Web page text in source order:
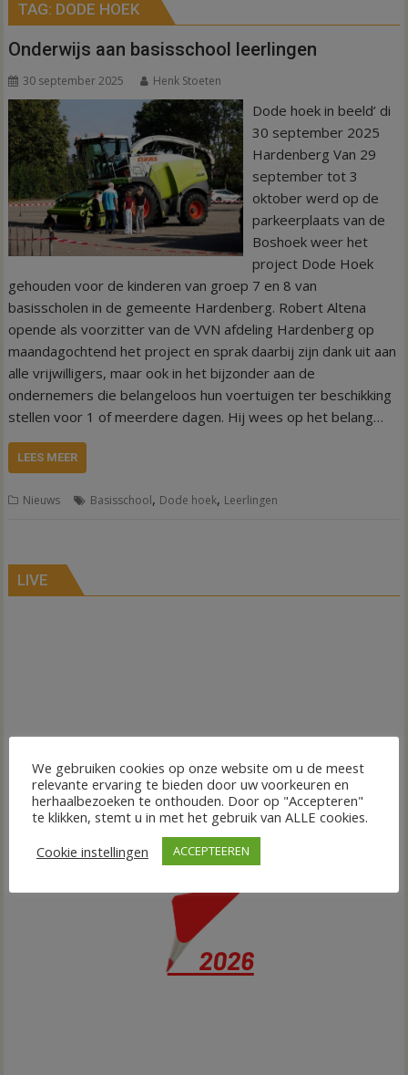
TAG: DODE HOEK
Onderwijs aan basisschool leerlingen
30 september 2025 Henk Stoeten
Dode hoek in beeld’ di
30 september 2025
Hardenberg Van 29
september tot 3
oktober werd op de
parkeerplaats van de
Boshoek weer het
project Dode Hoek
gehouden voor de kinderen van groep 7 en 8 van
basisscholen in de gemeente Hardenberg. Robert Altena
opende als voorzitter van de VVN afdeling Hardenberg op
maandagochtend het project en sprak daarbij zijn dank uit aan
alle vrijwilligers, maar ook in het bijzonder aan de
ondernemers die belangeloos hun voertuigen ter beschikking
stellen voor 1 of meerdere dagen. Hij wees op het belang…
LEES MEER
Nieuws Basisschool, Dode hoek, Leerlingen
LIVE
We gebruiken cookies op onze website om u de meest
relevante ervaring te bieden door uw voorkeuren en
herhaalbezoeken te onthouden. Door op "Accepteren"
te klikken, stemt u in met het gebruik van ALLE cookies.
Cookie instellingen
ACCEPTEEREN